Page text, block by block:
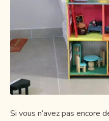
Si vous n’avez pas encore